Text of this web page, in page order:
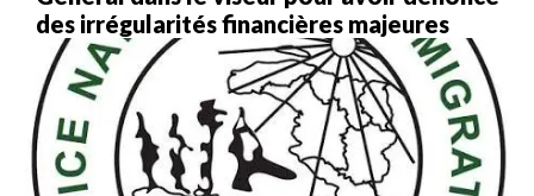
des irrégularités financières majeures